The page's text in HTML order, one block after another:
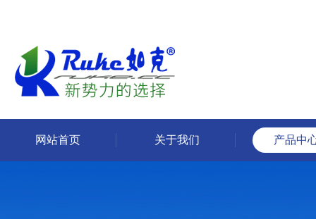
网站首页 关于我们 产品中